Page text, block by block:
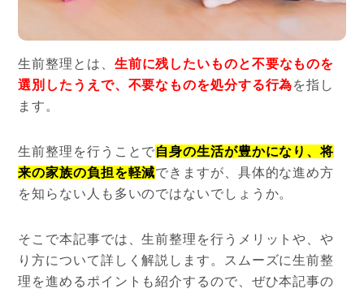
生前整理とは、 生前に残したいものと不要なものを
選別したうえで、不要なものを処分する行為を指し
ます。
生前整理を行うことで自身の生活が豊かになり、将
来の家族の負担を軽減できますが、具体的な進め方
を知らない人も多いのではないでしょうか。
そこで本記事では、生前整理を行うメリットや、や
り方について詳しく解説します。
スムーズに生前整
理を進めるポイントも紹介するので、ぜひ本記事の